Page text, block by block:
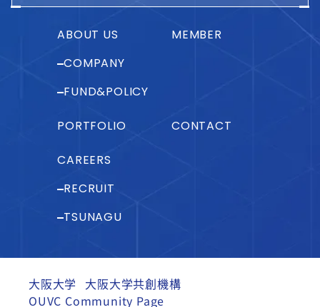
ABOUT US
COMPANY
FUND&POLICY
PORTFOLIO
CAREERS
RECRUIT
TSUNAGU
MEMBER
CONTACT
大阪大学 大阪大学共創機構
OUVC Community Page